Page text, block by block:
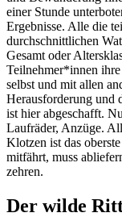
einer Stunde
Ergebnisse. Alle die
durchschnittlichen
Gesamt oder
Teilnehmer*innen
selbst und mit allen
Herausforderung und
ist hier abgeschafft.
Laufräder, Anzüge.
Klotzen ist das
mitfährt, muss
zehren.
Der wilde